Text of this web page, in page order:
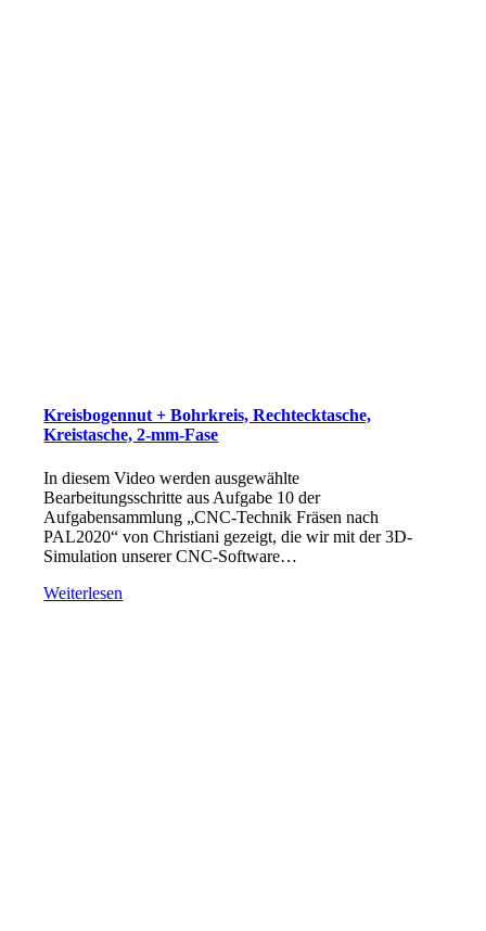
Kreisbogennut + Bohrkreis, Rechtecktasche,
Kreistasche, 2-mm-Fase
In diesem Video werden ausgewählte
Bearbeitungsschritte aus Aufgabe 10 der
Aufgabensammlung „CNC-Technik Fräsen nach
PAL2020“ von Christiani gezeigt, die wir mit der 3D-
Simulation unserer CNC-Software…
Weiterlesen